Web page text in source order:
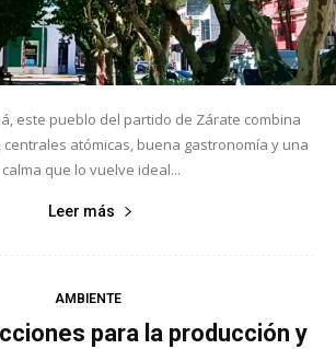
este pueblo del partido de Zárate combina
atómicas, buena gastronomía y una
calma que lo vuelve ideal...
Leer más
AMBIENTE
para la producción y